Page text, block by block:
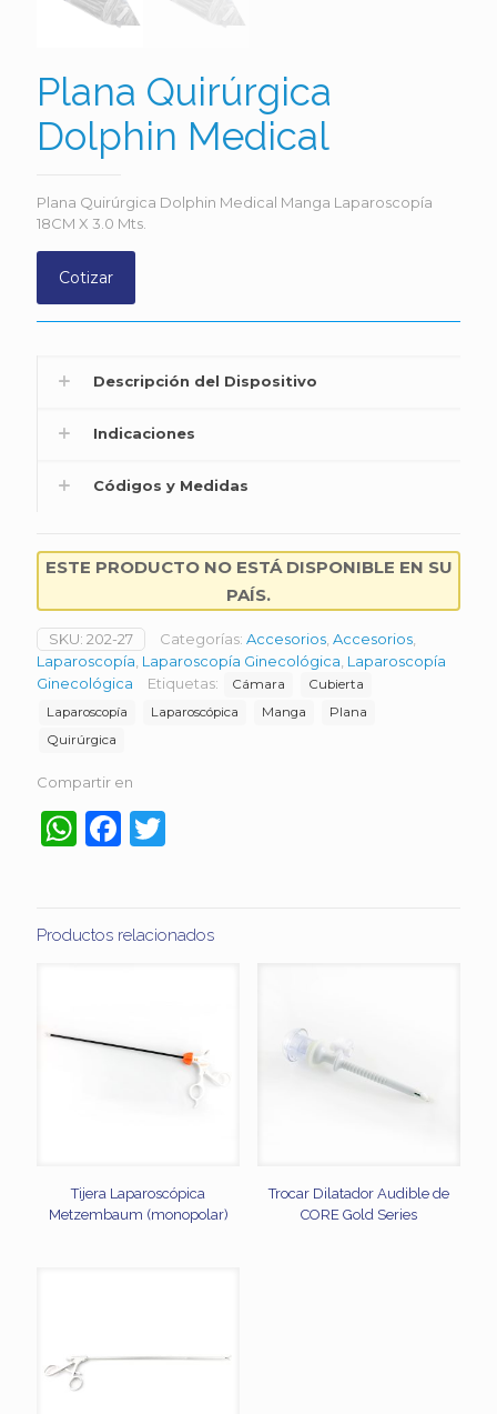
Plana Quirúrgica
Dolphin Medical
Plana Quirúrgica Dolphin Medical Manga Laparoscopía
18CM X 3.0 Mts.
Cotizar
Descripción del Dispositivo
Indicaciones
Códigos y Medidas
ESTE PRODUCTO NO ESTÁ DISPONIBLE EN SU
PAÍS.
SKU: 202-27 Categorías: Accesorios Accesorios
Laparoscopía Laparoscopía Ginecológica Laparoscopía
Ginecológica
Etiquetas: Cámara
Cubierta
Laparoscopía
Laparoscópica Manga
Plana
Quirúrgica
Compartir en
WhatsApp
Facebook
Productos relacionados
Tijera Laparoscópica
Metzembaum (monopolar)
Trocar Dilatador Audible de
CORE Gold Series